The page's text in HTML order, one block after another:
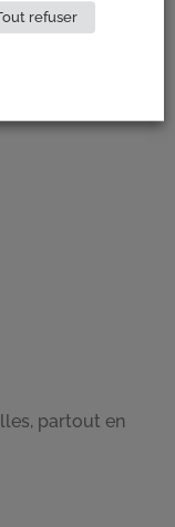
partout en
refuser